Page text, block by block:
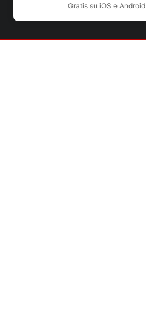
Gratis su iOS e Android